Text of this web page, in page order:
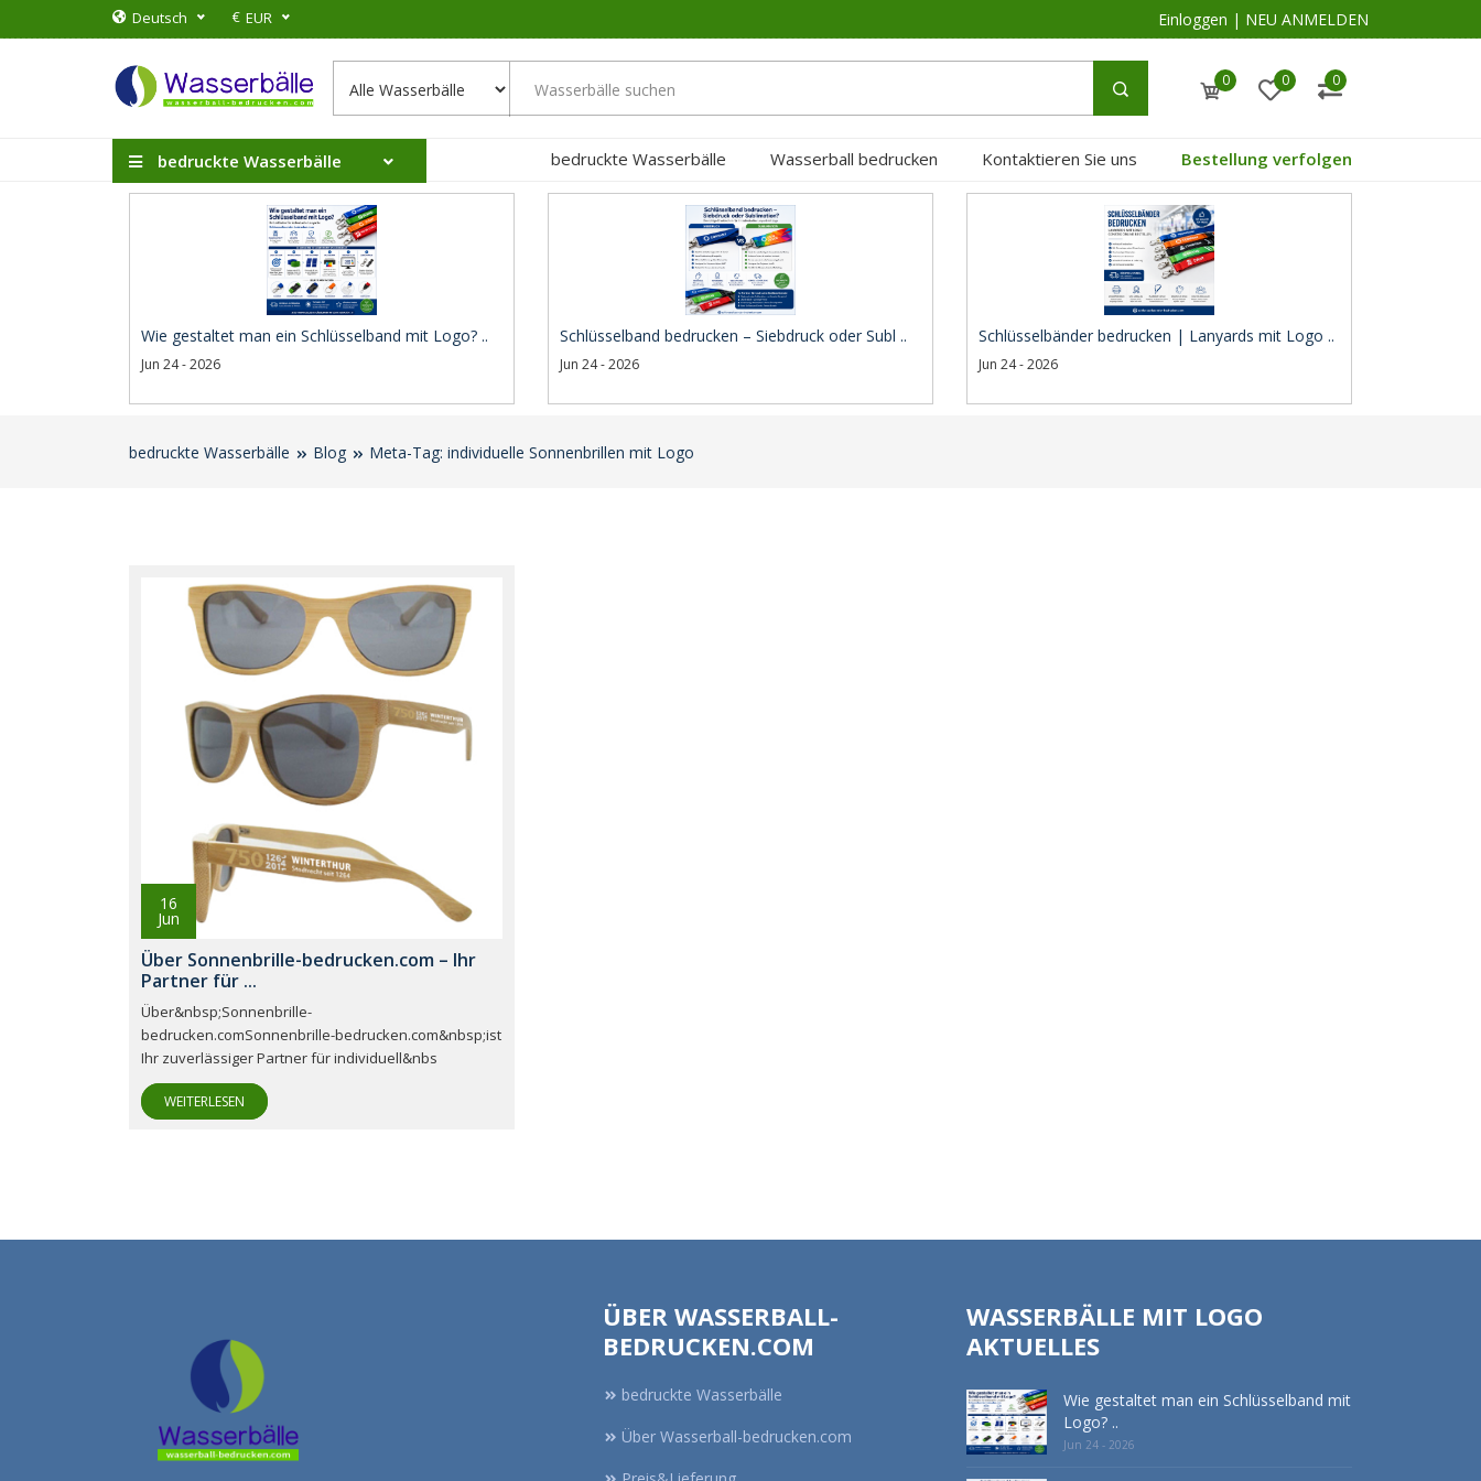
Deutsch € EUR Einloggen | NEU ANMELDEN
0 0 0
bedruckte Wasserbälle bedruckte Wasserbälle Wasserball bedrucken Kontaktieren Sie uns Bestellung verfolgen
Wie gestaltet man ein Schlüsselband mit Logo? ..
Jun 24 - 2026
Schlüsselband bedrucken – Siebdruck oder Subl ..
Jun 24 - 2026
Schlüsselbänder bedrucken | Lanyards mit Logo ..
Jun 24 - 2026
bedruckte Wasserbälle Blog Meta-Tag: individuelle Sonnenbrillen mit Logo
16
Jun
Über Sonnenbrille-bedrucken.com – Ihr
Partner für ...
Über&nbsp;Sonnenbrille-
bedrucken.comSonnenbrille-bedrucken.com&nbsp;ist
Ihr zuverlässiger Partner für individuell&nbs
WEITERLESEN
ÜBER WASSERBALL-
BEDRUCKEN.COM
bedruckte Wasserbälle
Über Wasserball-bedrucken.com
WASSERBÄLLE MIT LOGO
AKTUELLES
Wie gestaltet man ein Schlüsselband mit
Logo? ..
Jun 24 - 2026